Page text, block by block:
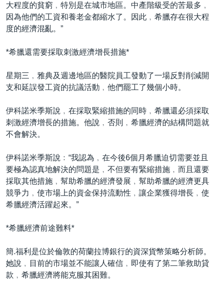
大程度的貧窮﹐特別是在城市地區。中產階級受的苦最多﹐
因為他們的工資和養老金都縮水了。因此﹐希臘存在很大程
度的經濟混亂。”
*希臘還需要採取刺激經濟增長措施*
星期三﹐雅典及週邊地區的醫院員工發動了一場反對削減開
支和延誤發工資的抗議活動﹐他們罷工了幾個小時。
伊科諾米季斯說﹐在採取緊縮措施的同時﹐希臘還必須採取
刺激經濟增長的措施。他說﹐否則﹐希臘經濟的結構問題就
不會解決。
伊科諾米季斯說﹕“我認為﹐在今後6個月希臘迫切需要並且
要極為認真地解決的問題是﹐不但要有緊縮措施﹐而且還要
採取其他措施﹐幫助希臘的經濟發展﹐幫助希臘的經濟更具
競爭力﹐使市場上的資金保持流動性﹐讓企業獲得增長﹐使
希臘經濟活躍起來。”
*希臘經濟前途難料*
簡.福利是位於倫敦的荷蘭拉博銀行的資深貨幣策略分析師。
她說﹐目前的市場並不能讓人確信﹐即使有了第二筆救助貸
款﹐希臘經濟將能克服其困難。